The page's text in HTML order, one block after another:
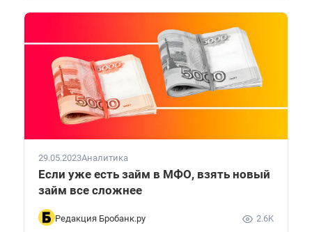
29.05.2023Аналитика
Если уже есть займ в МФО, взять новый
займ все сложнее
Редакция Бробанк.ру 2.6K